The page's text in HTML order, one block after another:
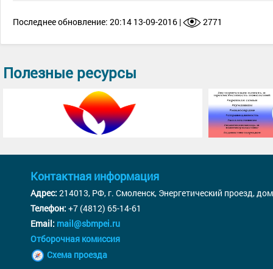
Последнее обновление: 20:14 13-09-2016 | 2771
Полезные ресурсы
Контактная информация
Адрес: 214013, РФ, г. Смоленск, Энергетический проезд,
Телефон: +7 (4812) 65-14-61
Email: mail@sbmpei.ru
Отборочная комиссия
Схема проезда